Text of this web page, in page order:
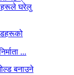
घरेलु
...